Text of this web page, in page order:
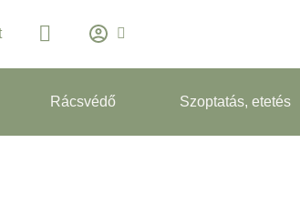
Rácsvédő Szoptatás, etetés